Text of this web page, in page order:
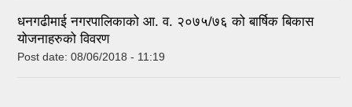
धनगढीमाई नगरपालिकाको आ. व. २०७५/७६ को बार्षिक बिकास
योजनाहरुको विवरण
Post date: 08/06/2018 - 11:19